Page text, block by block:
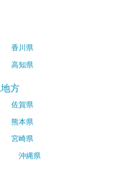
香川県
高知県
方
佐賀県
熊本県
宮崎県
沖縄県